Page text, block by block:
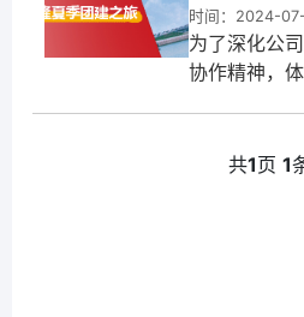
时间：2024-
为了深化公
协作精神，
山、义乌、
共1页 1